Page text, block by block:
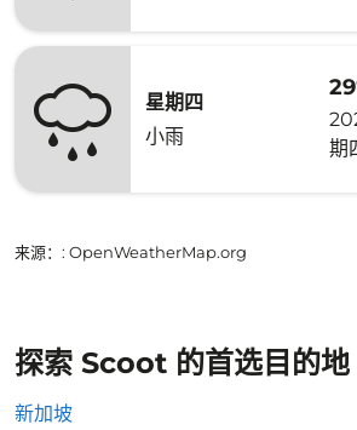
星期四
小雨
期
来源： : OpenWeatherMap.org
探索 Scoot 的首选目的地
新加坡